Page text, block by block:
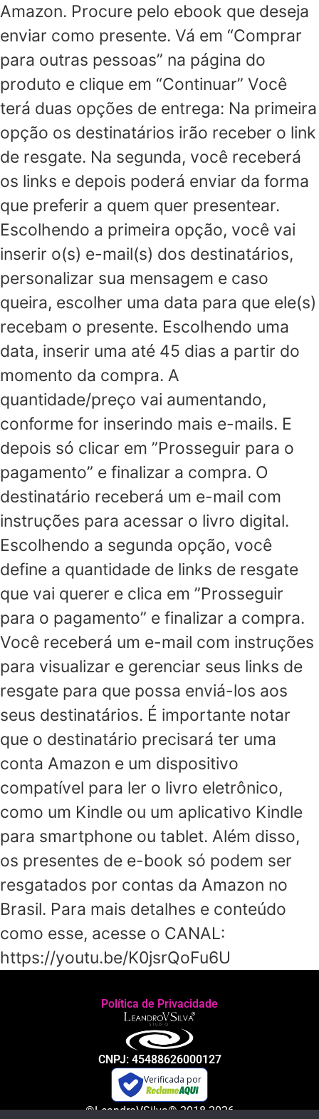
Amazon. Procure pelo ebook que deseja
enviar como presente. Vá em “Comprar
para outras pessoas” na página do
produto e clique em “Continuar” Você
terá duas opções de entrega: Na primeira
opção os destinatários irão receber o link
de resgate. Na segunda, você receberá
os links e depois poderá enviar da forma
que preferir a quem quer presentear.
Escolhendo a primeira opção, você vai
inserir o(s) e-mail(s) dos destinatários,
personalizar sua mensagem e caso
queira, escolher uma data para que ele(s)
recebam o presente. Escolhendo uma
data, inserir uma até 45 dias a partir do
momento da compra. A
quantidade/preço vai aumentando,
conforme for inserindo mais e-mails. E
depois só clicar em ”Prosseguir para o
pagamento” e finalizar a compra. O
destinatário receberá um e-mail com
instruções para acessar o livro digital.
Escolhendo a segunda opção, você
define a quantidade de links de resgate
que vai querer e clica em ”Prosseguir
para o pagamento” e finalizar a compra.
Você receberá um e-mail com instruções
para visualizar e gerenciar seus links de
resgate para que possa enviá-los aos
seus destinatários. É importante notar
que o destinatário precisará ter uma
conta Amazon e um dispositivo
compatível para ler o livro eletrônico,
como um Kindle ou um aplicativo Kindle
para smartphone ou tablet. Além disso,
os presentes de e-book só podem ser
resgatados por contas da Amazon no
Brasil. Para mais detalhes e conteúdo
como esse, acesse o CANAL:
https://youtu.be/K0jsrQoFu6U
Política de Privacidade
CNPJ: 45488626000127
Verificada por
©LeandroVSilva® 2018-2026